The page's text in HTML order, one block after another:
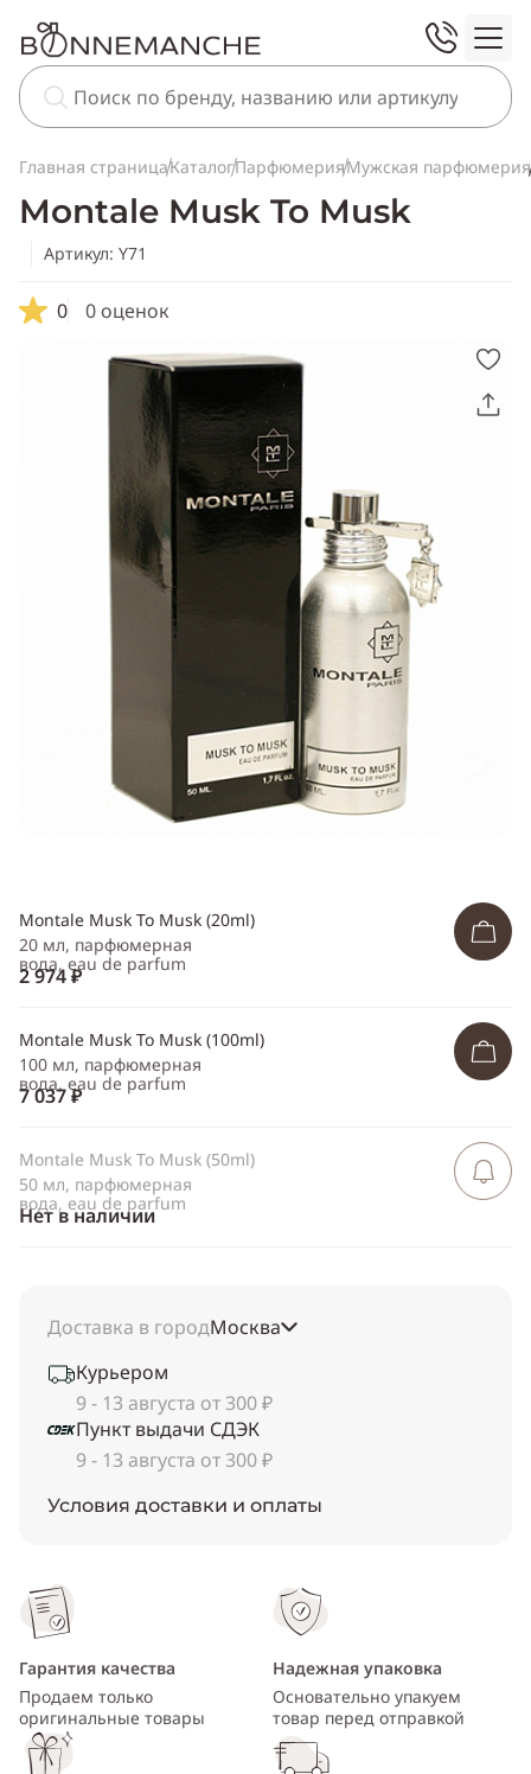
Главная страницаКаталогПарфюмерияМужская парфюмерия
Montale Musk To Musk
Артикул: Y71
0 0 оценок
Telegram
WhatsApp
Viber
Одноклассники
Montale Musk To Musk (20ml)
20 мл, парфюмерная
вода, eau de parfum
2 974 ₽
Montale Musk To Musk (100ml)
100 мл, парфюмерная
вода, eau de parfum
7 037 ₽
Montale Musk To Musk (50ml)
50 мл, парфюмерная
вода, eau de parfum
Нет в наличии
Сообщить
Доставка в городМосква
Курьером
9 - 13 августа от 300 ₽
Пункт выдачи СДЭК
9 - 13 августа от 300 ₽
Условия доставки и оплаты
Гарантия качества
Продаем только
оригинальные товары
Надежная упаковка
Основательно упакуем
товар перед отправкой